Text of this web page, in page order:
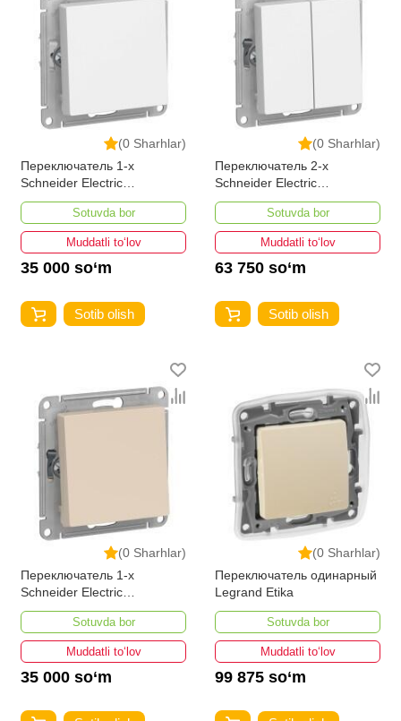
(0 Sharhlar)
Переключатель 1-х
Schneider Electric
AtlasDesign
Sotuvda bor
Muddatli to‘lov
35 000 so‘m
Sotib olish
(0 Sharhlar)
Переключатель 2-х
Schneider Electric
AtlasDesign
Sotuvda bor
Muddatli to‘lov
63 750 so‘m
Sotib olish
(0 Sharhlar)
Переключатель 1-х
Schneider Electric
AtlasDesign бежевый
Sotuvda bor
Muddatli to‘lov
35 000 so‘m
(0 Sharhlar)
Переключатель одинарный
Legrand Etika
Sotuvda bor
Muddatli to‘lov
99 875 so‘m